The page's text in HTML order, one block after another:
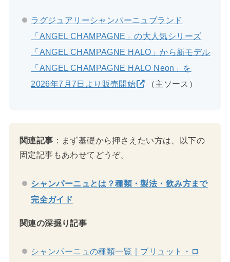
ラグジュアリーシャンパーニュブランド
「ANGEL CHAMPAGNE」の大人気シリーズ
「ANGEL CHAMPAGNE HALO」から新モデル
「ANGEL CHAMPAGNE HALO Neon」を
2026年7月7日より販売開始
（主ソース）
関連記事 ：まず基礎から押さえたい方は、以下の
固定記事もあわせてどうぞ。
シャンパーニュとは？種類・製法・飲み方まで
完全ガイド
関連の深掘り記事
シャンパーニュの種類一覧｜ブリュット・ロ